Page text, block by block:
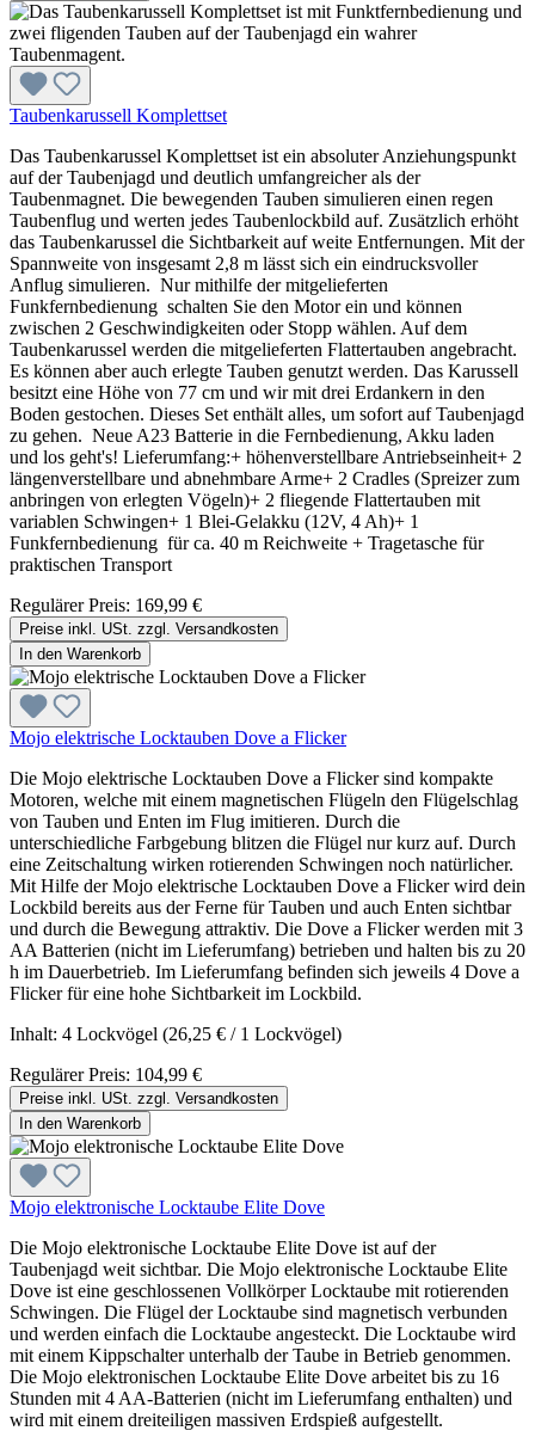
Taubenkarussell Komplettset
Das Taubenkarussel Komplettset ist ein absoluter Anziehungspunkt
auf der Taubenjagd und deutlich umfangreicher als der
Taubenmagnet. Die bewegenden Tauben simulieren einen regen
Taubenflug und werten jedes Taubenlockbild auf. Zusätzlich erhöht
das Taubenkarussel die Sichtbarkeit auf weite Entfernungen. Mit der
Spannweite von insgesamt 2,8 m lässt sich ein eindrucksvoller
Anflug simulieren. Nur mithilfe der mitgelieferten
Funkfernbedienung schalten Sie den Motor ein und können
zwischen 2 Geschwindigkeiten oder Stopp wählen. Auf dem
Taubenkarussel werden die mitgelieferten Flattertauben angebracht.
Es können aber auch erlegte Tauben genutzt werden. Das Karussell
besitzt eine Höhe von 77 cm und wir mit drei Erdankern in den
Boden gestochen. Dieses Set enthält alles, um sofort auf Taubenjagd
zu gehen. Neue A23 Batterie in die Fernbedienung, Akku laden
und los geht's! Lieferumfang:+ höhenverstellbare Antriebseinheit+ 2
längenverstellbare und abnehmbare Arme+ 2 Cradles (Spreizer zum
anbringen von erlegten Vögeln)+ 2 fliegende Flattertauben mit
variablen Schwingen+ 1 Blei-Gelakku (12V, 4 Ah)+ 1
Funkfernbedienung für ca. 40 m Reichweite + Tragetasche für
praktischen Transport
Regulärer Preis: 169,99 €
Preise inkl. USt. zzgl. Versandkosten
In den Warenkorb
Mojo elektrische Locktauben Dove a Flicker
Die Mojo elektrische Locktauben Dove a Flicker sind kompakte
Motoren, welche mit einem magnetischen Flügeln den Flügelschlag
von Tauben und Enten im Flug imitieren. Durch die
unterschiedliche Farbgebung blitzen die Flügel nur kurz auf. Durch
eine Zeitschaltung wirken rotierenden Schwingen noch natürlicher.
Mit Hilfe der Mojo elektrische Locktauben Dove a Flicker wird dein
Lockbild bereits aus der Ferne für Tauben und auch Enten sichtbar
und durch die Bewegung attraktiv. Die Dove a Flicker werden mit 3
AA Batterien (nicht im Lieferumfang) betrieben und halten bis zu 20
h im Dauerbetrieb. Im Lieferumfang befinden sich jeweils 4 Dove a
Flicker für eine hohe Sichtbarkeit im Lockbild.
Inhalt: 4 Lockvögel (26,25 € / 1 Lockvögel)
Regulärer Preis: 104,99 €
Preise inkl. USt. zzgl. Versandkosten
In den Warenkorb
Mojo elektronische Locktaube Elite Dove
Die Mojo elektronische Locktaube Elite Dove ist auf der
Taubenjagd weit sichtbar. Die Mojo elektronische Locktaube Elite
Dove ist eine geschlossenen Vollkörper Locktaube mit rotierenden
Schwingen. Die Flügel der Locktaube sind magnetisch verbunden
und werden einfach die Locktaube angesteckt. Die Locktaube wird
mit einem Kippschalter unterhalb der Taube in Betrieb genommen.
Die Mojo elektronischen Locktaube Elite Dove arbeitet bis zu 16
Stunden mit 4 AA-Batterien (nicht im Lieferumfang enthalten) und
wird mit einem dreiteiligen massiven Erdspieß aufgestellt.